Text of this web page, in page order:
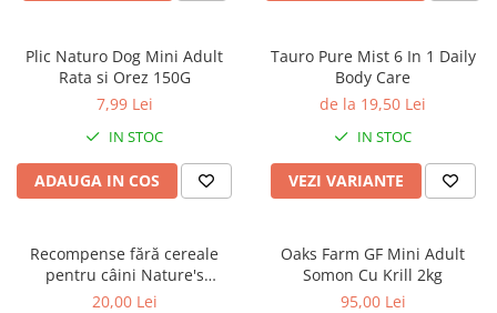
Plic Naturo Dog Mini Adult
Rata si Orez 150G
7,99 Lei
IN STOC
ADAUGA IN COS
Tauro Pure Mist 6 In 1 Daily
Body Care
de la 19,50 Lei
IN STOC
VEZI VARIANTE
Recompense fără cereale
pentru câini Nature's
Protection Superior Care
20,00 Lei
Oaks Farm GF Mini Adult
Somon Cu Krill 2kg
95,00 Lei